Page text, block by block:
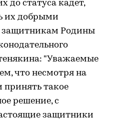
до статуса кадет,
их добрыми
Родины
"Уважаемые
что несмотря на
принять такое
решение, с
защитники